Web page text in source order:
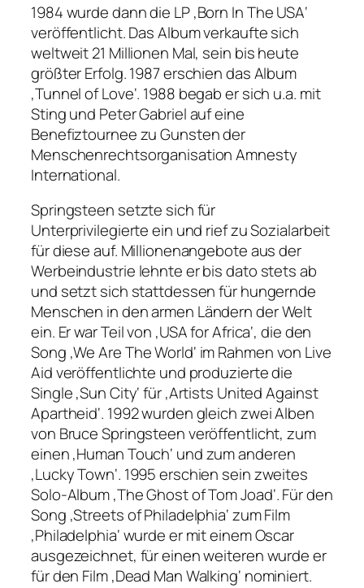
1984 wurde dann die LP ‚Born In The USA‘
veröffentlicht. Das Album verkaufte sich
weltweit 21 Millionen Mal, sein bis heute
größter Erfolg. 1987 erschien das Album
‚Tunnel of Love‘. 1988 begab er sich u.a. mit
Sting und Peter Gabriel auf eine
Benefiztournee zu Gunsten der
Menschenrechtsorganisation Amnesty
International.
Springsteen setzte sich für
Unterprivilegierte ein und rief zu Sozialarbeit
für diese auf. Millionenangebote aus der
Werbeindustrie lehnte er bis dato stets ab
und setzt sich stattdessen für hungernde
Menschen in den armen Ländern der Welt
ein. Er war Teil von ‚USA for Africa‘, die den
Song ‚We Are The World‘ im Rahmen von Live
Aid veröffentlichte und produzierte die
Single ‚Sun City‘ für ‚Artists United Against
Apartheid‘. 1992 wurden gleich zwei Alben
von Bruce Springsteen veröffentlicht, zum
einen ‚Human Touch‘ und zum anderen
‚Lucky Town‘. 1995 erschien sein zweites
Solo-Album ‚The Ghost of Tom Joad‘. Für den
Song ‚Streets of Philadelphia‘ zum Film
‚Philadelphia‘ wurde er mit einem Oscar
ausgezeichnet, für einen weiteren wurde er
für den Film ‚Dead Man Walking‘ nominiert.